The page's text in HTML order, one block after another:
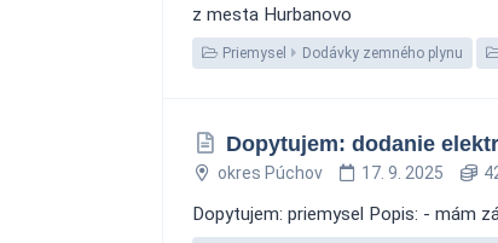
z mesta Hurbanovo
Priemysel Dodávky zemného plynu
Dopytujem: dodanie
okres Púchov 17. 9. 2025
Dopytujem: priemysel Popis: - mám